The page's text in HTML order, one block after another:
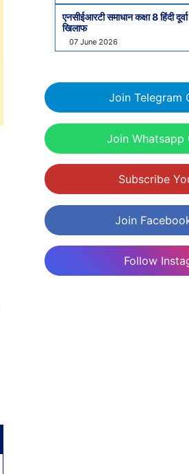
एनसीईआरटी समाधान कक्षा 8 हिंदी
खिलाफ
07 June 2026
Join Telegram
Join Whatsapp
Subscribe
Join
Follow